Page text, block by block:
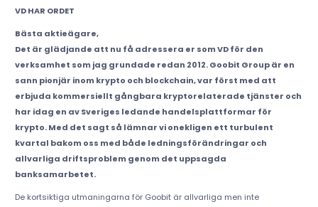
VD HAR ORDET
Bästa aktieägare,
Det är glädjande att nu få adressera er som VD för den
verksamhet som jag grundade redan 2012. Goobit Group är en
sann pionjär inom krypto och blockchain, var först med att
erbjuda kommersiellt gångbara kryptorelaterade tjänster och
har idag en av Sveriges ledande handelsplattformar för
krypto. Med det sagt så lämnar vi onekligen ett turbulent
kvartal bakom oss med både ledningsförändringar och
allvarliga driftsproblem genom det uppsagda
banksamarbetet.
De kortsiktiga utmaningarna för Goobit är allvarliga men inte